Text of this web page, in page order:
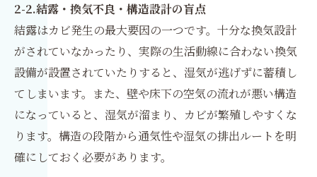
2-2.結露・換気不良・構造設計の盲点
結露はカビ発生の最大要因の一つです。十分な換気設計
がされていなかったり、実際の生活動線に合わない換気
設備が設置されていたりすると、湿気が逃げずに蓄積し
てしまいます。また、壁や床下の空気の流れが悪い構造
になっていると、湿気が溜まり、カビが繁殖しやすくな
ります。構造の段階から通気性や湿気の排出ルートを明
確にしておく必要があります。